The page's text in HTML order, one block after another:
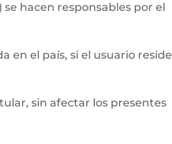
hacen responsables por el
en el país, si el usuario reside
sin afectar los presentes